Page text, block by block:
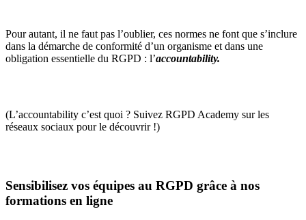
Pour autant, il ne faut pas l’oublier, ces normes ne font que s’inclure
dans la démarche de conformité d’un organisme et dans une
obligation essentielle du RGPD : l’accountability.
(L’accountability c’est quoi ? Suivez RGPD Academy sur les
réseaux sociaux pour le découvrir !)
Sensibilisez vos équipes au RGPD grâce à nos
formations en ligne